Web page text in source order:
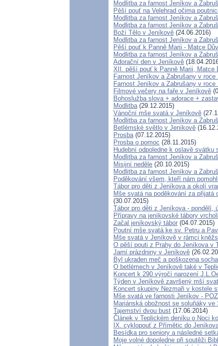
Modlitba za farnost Jeníkov a
Pěší pouť na Velehrad očima
Modlitba za farnost Jeníkov a
Modlitba za farnost Jeníkov a
Boží Tělo v Jeníkově (24.06.2016)
Modlitba za farnost Jeníkov a
Pěší pouť k Panně Marii - Matce
Modlitba za farnost Jeníkov a
Adorační den v Jeníkově
XII. pěší pouť k Panně Marii, Matce
Farnost Jeníkov a Zabrušany v roce
Farnost Jeníkov a Zabrušany v roce
Filmové večery na faře v Jeníkově
Bohoslužba slova + adorace +
Modlitba(29.12.2015)
Vánoční mše svatá v Jeníkově
Modlitba za farnost Jeníkov a
Betlémské světlo v Jeníkově
Prosba(07.12.2015)
Prosba o pomoc (28.11.2015)
Hudební odpoledne k oslavě svátku
Modlitba za farnost Jeníkov a
Misijní neděle (20.10.2015)
Modlitba za farnost Jeníkov a
Poděkování všem, kteří nám
Tábor pro děti z Jeníkova a okolí
Mše svatá na poděkování za přijatá
(30.07.2015)
Tábor pro děti z Jeníkova - pondělí,
Přípravy na jeníkovské tábory
Začal jeníkovský tábor (04.07.2015)
Poutní mše svatá ke sv. Petru a
Mše svatá v Jeníkově v rámci
O pěší pouti z Prahy do Jeníkova v
Jarní prázdniny v Jeníkově
Byl ukraden meč a poškozena
O betlémech v Jeníkově také v
Koncert k 290.výročí narození
Týden v Jeníkově završený mší
Koncert skupiny Nezmaři v kostele
Mše svatá ve farnosti Jeníkov -
Mariánská obožnost se soluňáky ve
Tajemství dvou bust (17.06.2014)
Článek v Teplickém deníku o Noci
IX. cyklopouť z Přímětic do
Besídka pro seniory a následné
Moje volné dopoledne při soutěži